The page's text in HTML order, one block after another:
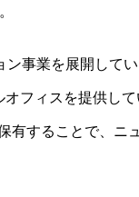
事業を展開してい
フィスを提供して
有することで、ニ